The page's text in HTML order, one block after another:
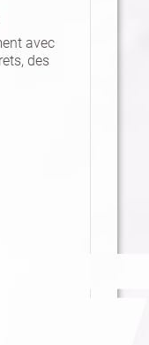
avec
des